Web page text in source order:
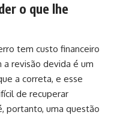
o que lhe
tem custo financeiro
a revisão devida é um
a correta, e esse
de recuperar
portanto, uma questão